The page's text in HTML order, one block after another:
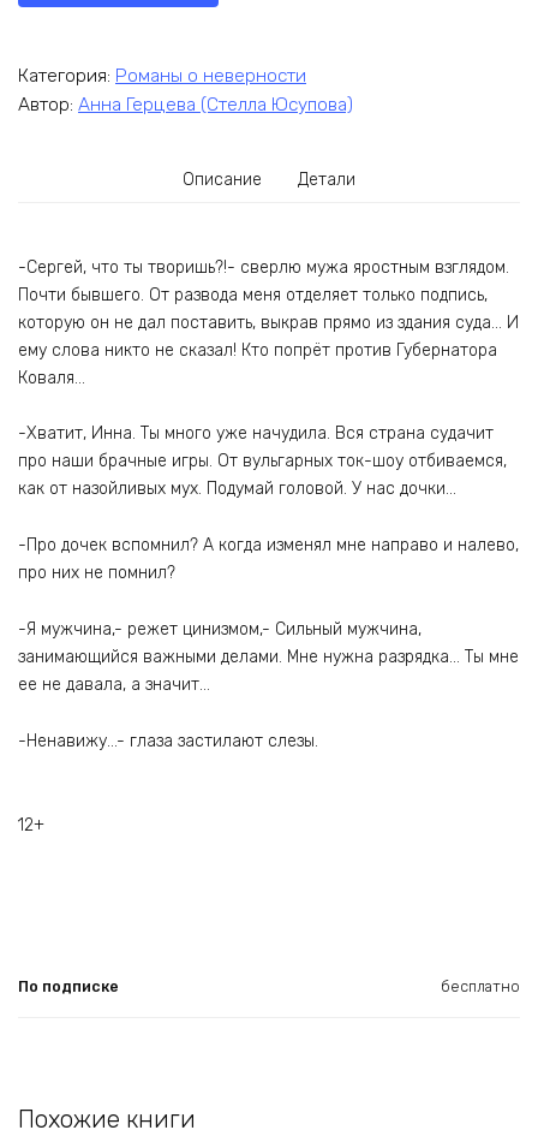
Категория: Романы о неверности
Автор: Анна Герцева (Стелла Юсупова)
Описание Детали
-Сергей, что ты творишь?!- сверлю мужа яростным взглядом.
Почти бывшего. От развода меня отделяет только подпись,
которую он не дал поставить, выкрав прямо из здания суда… И
ему слова никто не сказал! Кто попрёт против Губернатора
Коваля…
-Хватит, Инна. Ты много уже начудила. Вся страна судачит
про наши брачные игры. От вульгарных ток-шоу отбиваемся,
как от назойливых мух. Подумай головой. У нас дочки…
-Про дочек вспомнил? А когда изменял мне направо и налево,
про них не помнил?
-Я мужчина,- режет цинизмом,- Сильный мужчина,
занимающийся важными делами. Мне нужна разрядка… Ты мне
ее не давала, а значит…
-Ненавижу…- глаза застилают слезы.
12+
По подписке бесплатно
Похожие книги